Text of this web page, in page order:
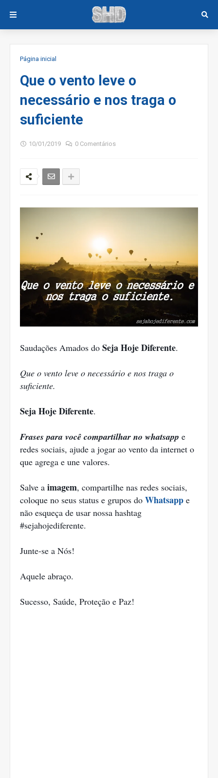
Página inicial
Que o vento leve o
necessário e nos traga o
suficiente
10/01/2019 0 Comentários
Saudações Amados do Seja Hoje Diferente.
Que o vento leve o necessário e nos traga o
suficiente.
Seja Hoje Diferente.
Frases para você compartilhar no whatsapp e
redes sociais, ajude a jogar ao vento da internet o
que agrega e une valores.
Salve a imagem, compartilhe nas redes sociais,
coloque no seus status e grupos do Whatsapp e
não esqueça de usar nossa hashtag
#sejahojediferente.
Junte-se a Nós!
Aquele abraço.
Sucesso, Saúde, Proteção e Paz!